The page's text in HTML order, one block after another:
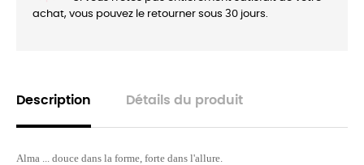
achat, vous pouvez le retourner sous 30 jours.
Description Détails du produit
Alma ... douce dans la forme, forte dans l'allure.